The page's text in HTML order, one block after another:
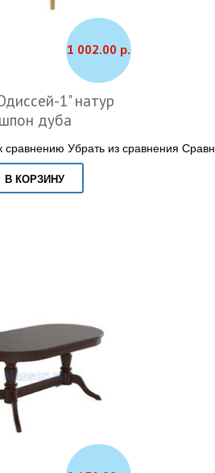
1 002.00 р.
1" натур
шпон дуба
сравнению Убрать из сравнения
В КОРЗИНУ